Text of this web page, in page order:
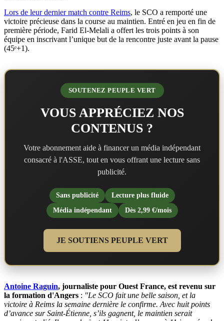
Lors de leur dernier match contre Reims, le SCO a remporté une
victoire précieuse dans la course au maintien. Entré en jeu en fin de
première période, Farid El-Melali a offert les trois points à son
équipe en inscrivant l’unique but de la rencontre juste avant la pause
(45ᵉ+1).
SOUTENEZ PEUPLE VERT
VOUS APPRÉCIEZ NOS
CONTENUS ?
Votre abonnement aide à financer un média indépendant
consacré à l'ASSE, tout en vous offrant une lecture sans
publicité.
Sans publicité
Lecture plus fluide
Média indépendant
Dès 2,99 €/mois
JE SOUTIENS PEUPLE VERT
Antoine Raguin, journaliste pour Ouest France, est revenu sur
la formation d'Angers : "Le SCO fait une belle saison, et la
victoire à Reims la semaine dernière le confirme. Avec huit points
d’avance sur Saint-Étienne, s’ils gagnent, le maintien serait